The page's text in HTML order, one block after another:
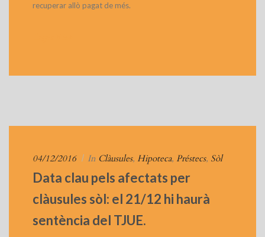
recuperar allò pagat de més.
04/12/2016 | In Clàusules, Hipoteca, Préstecs, Sòl
Data clau pels afectats per
clàusules sòl: el 21/12 hi haurà
sentència del TJUE.